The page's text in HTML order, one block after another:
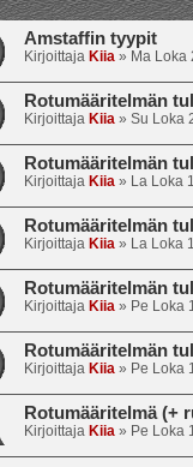
Amstaffin tyypit
Kirjoittaja Kiia» Ma Loka
Rotumääritelmän
Kirjoittaja Kiia» Su Loka
Rotumääritelmän
Kirjoittaja Kiia» La Loka
Rotumääritelmän
Kirjoittaja Kiia» La Loka
Rotumääritelmän
Kirjoittaja Kiia» Pe Loka
Rotumääritelmän
Kirjoittaja Kiia» Pe Loka
Rotumääritelmä (+
Kirjoittaja Kiia» Pe Loka